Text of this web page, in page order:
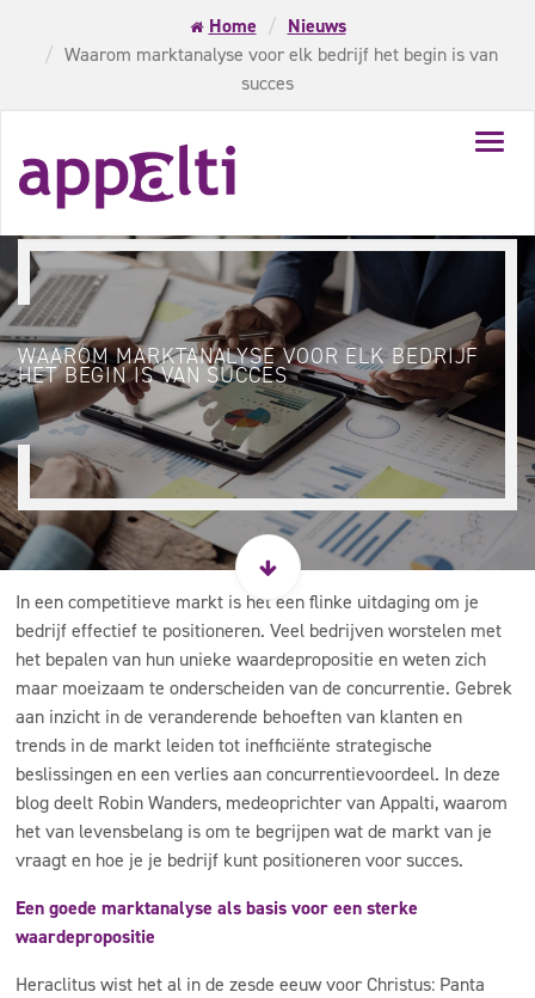
Home
Nieuws
Waarom marktanalyse voor elk bedrijf het begin is van
succes
WAAROM MARKTANALYSE VOOR ELK BEDRIJF
HET BEGIN IS VAN SUCCES
In een competitieve markt is het een flinke uitdaging om je
bedrijf effectief te positioneren. Veel bedrijven worstelen met
het bepalen van hun unieke waardepropositie en weten zich
maar moeizaam te onderscheiden van de concurrentie. Gebrek
aan inzicht in de veranderende behoeften van klanten en
trends in de markt leiden tot inefficiënte strategische
beslissingen en een verlies aan concurrentievoordeel. In deze
blog deelt Robin Wanders, medeoprichter van Appalti, waarom
het van levensbelang is om te begrijpen wat de markt van je
vraagt en hoe je je bedrijf kunt positioneren voor succes.
Een goede marktanalyse als basis voor een sterke
waardepropositie
Heraclitus wist het al in de zesde eeuw voor Christus: Panta